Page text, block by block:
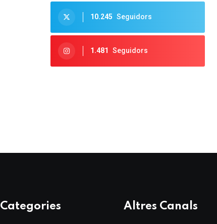
10.245 Seguidors
1.481 Seguidors
Categories Altres Canals